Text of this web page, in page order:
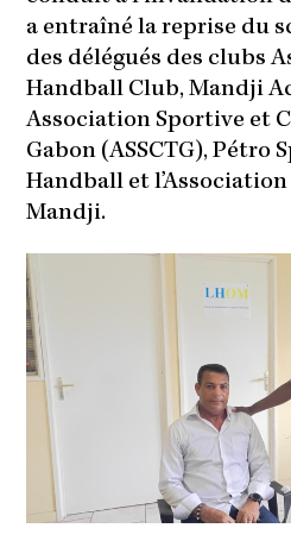
a entraîné la reprise du
des délégués des clubs
Handball Club, Mandji
Association Sportive et
Gabon (ASSCTG), Pétro
Handball et
Mandji.